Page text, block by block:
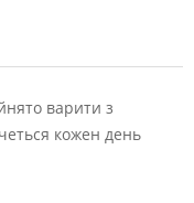
варити з
кожен день